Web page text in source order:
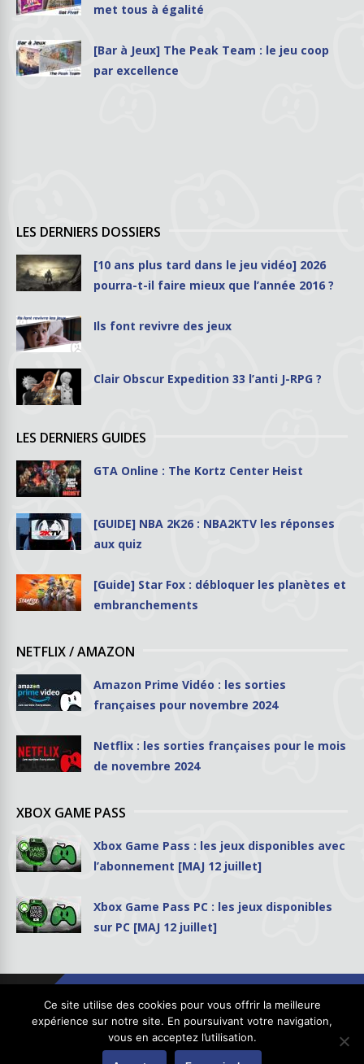
met tous à égalité
[Bar à Jeux] The Peak Team : le jeu coop
par excellence
LES DERNIERS DOSSIERS
[10 ans plus tard dans le jeu vidéo] 2026
pourra-t-il faire mieux que l’année 2016 ?
Ils font revivre des jeux
Clair Obscur Expedition 33 l’anti J-RPG ?
LES DERNIERS GUIDES
GTA Online : The Kortz Center Heist
[GUIDE] NBA 2K26 : NBA2KTV les réponses
aux quiz
[Guide] Star Fox : débloquer les planètes et
embranchements
NETFLIX / AMAZON
Amazon Prime Vidéo : les sorties
françaises pour novembre 2024
Netflix : les sorties françaises pour le mois
de novembre 2024
XBOX GAME PASS
Xbox Game Pass : les jeux disponibles avec
l’abonnement [MAJ 12 juillet]
Xbox Game Pass PC : les jeux disponibles
sur PC [MAJ 12 juillet]
Copyright © 2026GhostPool.com . Tous droits réservés.
Ce site utilise des cookies pour vous offrir la meilleure
expérience sur notre site. En poursuivant votre navigation,
vous en acceptez l’utilisation.